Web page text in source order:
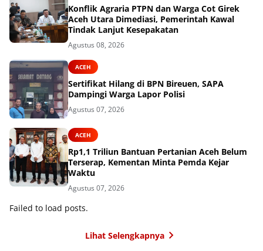
Konflik Agraria PTPN dan Warga Cot Girek
Aceh Utara Dimediasi, Pemerintah Kawal
Tindak Lanjut Kesepakatan
Agustus 08, 2026
ACEH
Sertifikat Hilang di BPN Bireuen, SAPA
Dampingi Warga Lapor Polisi
Agustus 07, 2026
ACEH
Rp1,1 Triliun Bantuan Pertanian Aceh Belum
Terserap, Kementan Minta Pemda Kejar
Waktu
Agustus 07, 2026
Failed to load posts.
Lihat Selengkapnya